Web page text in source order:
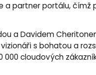
a partner portálu, čímž
a Davidem
s bohatou a
000 cloudových